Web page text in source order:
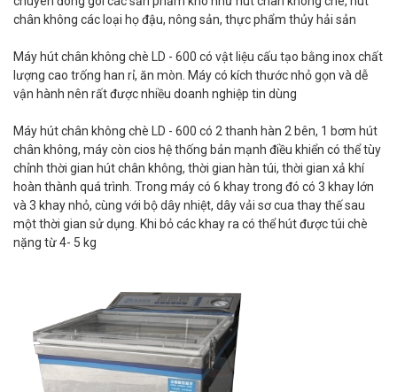
chân không các loại họ đậu, nông sản, thực phẩm thủy hải sản
Máy hút chân không chè LD - 600 có vật liệu cấu tạo bằng inox chất
lượng cao trống han rỉ, ăn mòn. Máy có kích thước nhỏ gọn và dễ
vận hành nên rất được nhiều doanh nghiệp tin dùng
Máy hút chân không chè LD - 600 có 2 thanh hàn 2 bên, 1 bơm hút
chân không, máy còn cios hệ thống bản mạnh điều khiển có thể tùy
chỉnh thời gian hút chân không, thời gian hàn túi, thời gian xả khí
hoàn thành quá trình. Trong máy có 6 khay trong đó có 3 khay lớn
và 3 khay nhỏ, cùng với bộ dây nhiệt, dây vải sơ cua thay thế sau
một thời gian sử dụng. Khi bỏ các khay ra có thể hút được túi chè
nặng từ 4- 5 kg